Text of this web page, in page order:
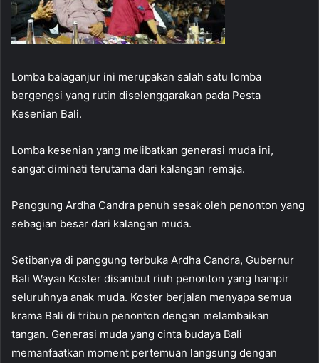
Lomba balaganjur ini merupakan salah satu lomba
bergengsi yang rutin diselenggarakan pada Pesta
Kesenian Bali.
Lomba kesenian yang melibatkan generasi muda ini,
sangat diminati terutama dari kalangan remaja.
Panggung Ardha Candra penuh sesak oleh penonton yang
sebagian besar dari kalangan muda.
Setibanya di panggung terbuka Ardha Candra, Gubernur
Bali Wayan Koster disambut riuh penonton yang hampir
seluruhnya anak muda. Koster berjalan menyapa semua
krama Bali di tribun penonton dengan melambaikan
tangan. Generasi muda yang cinta budaya Bali
memanfaatkan moment pertemuan langsung dengan